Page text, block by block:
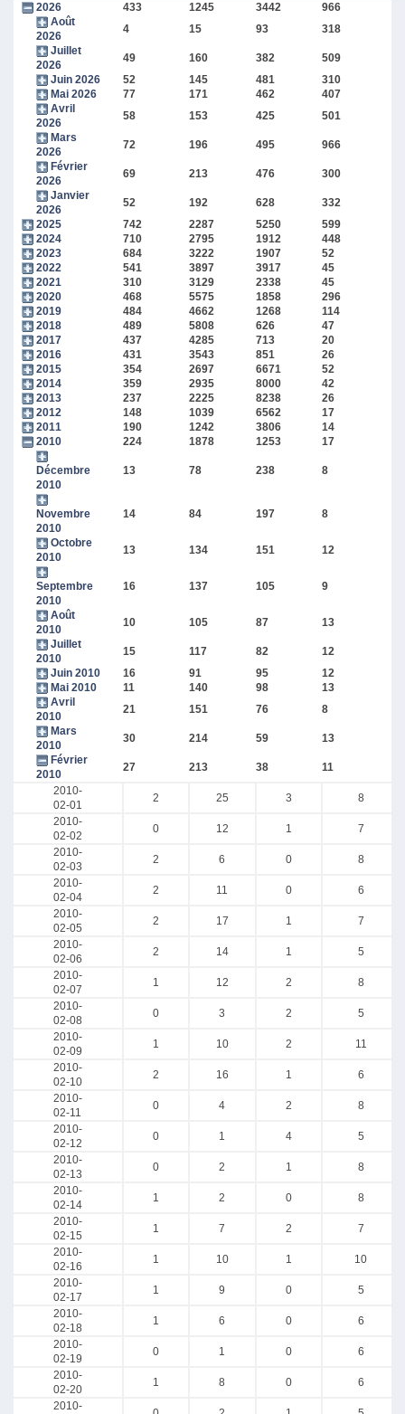
2026 433 1245 3442 966
Août
2026
4 15 93 318
Juillet
2026
49 160 382 509
Juin 2026
52 145 481 310
Mai 2026
77 171 462 407
Avril
2026
58 153 425 501
Mars
2026
72 196 495 966
Février
2026
69 213 476 300
Janvier
2026
52 192 628 332
2025
742 2287 5250 599
2024
710 2795 1912 448
2023
684 3222 1907 52
2022
541 3897 3917 45
2021
310 3129 2338 45
2020
468 5575 1858 296
2019
484 4662 1268 114
2018
489 5808 626 47
2017
437 4285 713 20
2016
431 3543 851 26
2015
354 2697 6671 52
2014
359 2935 8000 42
2013
237 2225 8238 26
2012
148 1039 6562 17
2011
190 1242 3806 14
2010
224 1878 1253 17
Décembre
2010
13 78 238 8
Novembre
2010
14 84 197 8
Octobre
2010
13 134 151 12
Septembre
2010
16 137 105 9
Août
2010
10 105 87 13
Juillet
2010
15 117 82 12
Juin 2010
16 91 95 12
Mai 2010
11 140 98 13
Avril
2010
21 151 76 8
Mars
2010
30 214 59 13
Février
2010
27 213 38 11
2010-
02-01
2 25 3
8
2010-
02-02
0 12 1
7
2010-
02-03
2 6 0
8
2010-
02-04
2 11 0
6
2010-
02-05
2 17 1
7
2010-
02-06
2 14 1
5
2010-
02-07
1 12 2
8
2010-
02-08
0 3 2
5
2010-
02-09
1 10 2
11
2010-
02-10
2 16 1
6
2010-
02-11
0 4 2
8
2010-
02-12
0 1 4
5
2010-
02-13
0 2 1
8
2010-
02-14
1 2 0
8
2010-
02-15
1 7 2
7
2010-
02-16
1 10 1
10
2010-
02-17
1 9 0
5
2010-
02-18
1 6 0
6
2010-
02-19
0 1 0
6
2010-
02-20
1 8 0
6
2010-